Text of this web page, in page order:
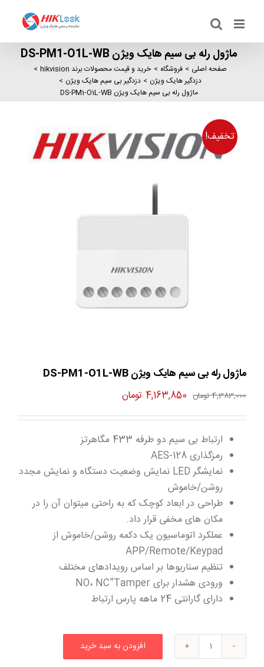
content
ماژول رله بی سیم هایک ویژن DS-PM1-O1L-WB
صفحه اصلی فروشگاه
خرید و قیمت محصولات برند hikvision
دزدگیر هایک ویژن
دزدگیر بی سیم هایک ویژن
ماژول رله بی سیم هایک ویژن DS-PM1-O1L-WB
تخفیف!
ماژول رله بی سیم هایک ویژن DS-PM1-O1L-WB
4,383,000تومان قیمت
بود.
4,163,850 تومانقیمت
است.
ارتباط بی سیم دو طرفه 433 مگاهرتز
رمزگذاری 128-AES
نمایشگر LED نمایش وضعیت دستگاه و نمایش مجدد
روشن/خاموش
طراحی در ابعاد کوچک که به راحتی میتوان آن را در
مکان های مخفی قرار داد.
عملکرد اتوماسیون یک دکمه روشن/خاموش از
APP/Remote/Keypad
تنظیم سناریوها بر اساس رویدادهای مختلف
ورودی هشدار برای NO، NC”Tamper
دارای گارانتی 24 ماهه پارس ارتباط
ماژول
افزودن به سبد خرید